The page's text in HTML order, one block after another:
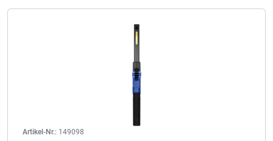
Artikel-Nr.: 149098